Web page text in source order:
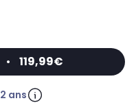
• 119,99€
2 ans